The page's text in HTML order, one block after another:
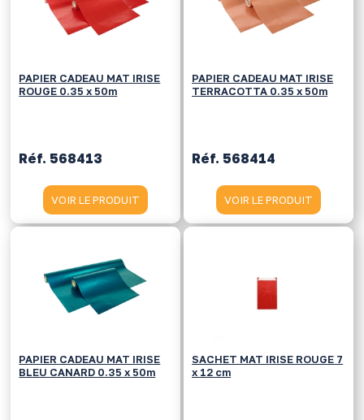
PAPIER CADEAU MAT IRISE
ROUGE 0.35 x 50m
Réf. 568413
VOIR LE PRODUIT
PAPIER CADEAU MAT IRISE
TERRACOTTA 0.35 x 50m
Réf. 568414
VOIR LE PRODUIT
PAPIER CADEAU MAT IRISE
BLEU CANARD 0.35 x 50m
SACHET MAT IRISE ROUGE 7
x 12 cm